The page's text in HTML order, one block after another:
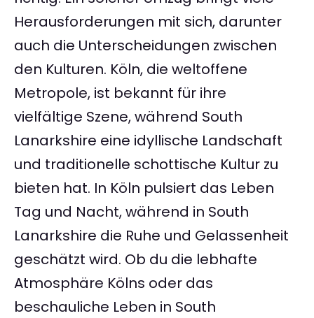
Herausforderungen mit sich, darunter
auch die Unterscheidungen zwischen
den Kulturen. Köln, die weltoffene
Metropole, ist bekannt für ihre
vielfältige Szene, während South
Lanarkshire eine idyllische Landschaft
und traditionelle schottische Kultur zu
bieten hat. In Köln pulsiert das Leben
Tag und Nacht, während in South
Lanarkshire die Ruhe und Gelassenheit
geschätzt wird. Ob du die lebhafte
Atmosphäre Kölns oder das
beschauliche Leben in South